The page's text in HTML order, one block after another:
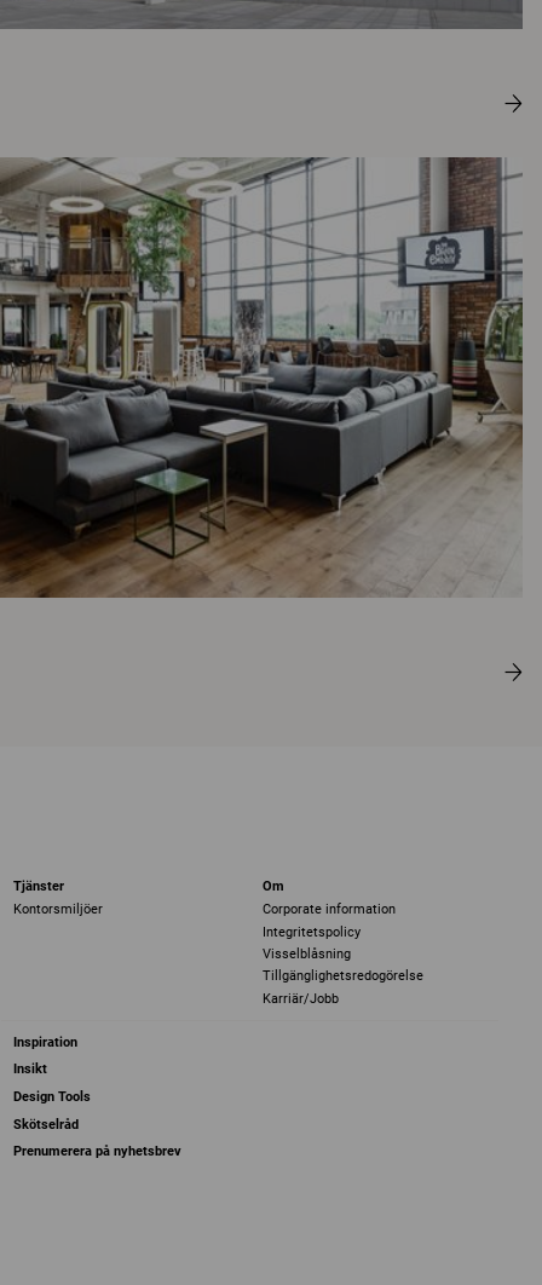
Tjänster
Kontorsmiljöer
Om
Corporate information
Integritetspolicy
Visselblåsning
Tillgänglighetsredogörelse
Karriär/Jobb
Inspiration
Insikt
Design Tools
Skötselråd
Prenumerera på nyhetsbrev